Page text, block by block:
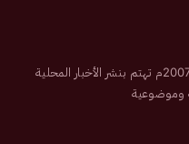
صحيفة إلكترونية سعودية تم تأسيسها عام 2007م تهتم بنشر الأخبار المحلية
وموضوعية